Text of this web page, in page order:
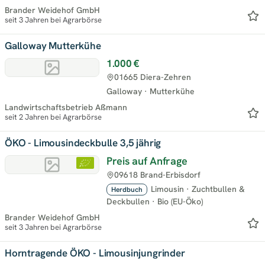
Brander Weidehof GmbH
seit 3 Jahren bei Agrarbörse
Galloway Mutterkühe
1.000 €
Galloway · Mutterkühe
01665 Diera-Zehren
Landwirtschaftsbetrieb Aßmann
seit 2 Jahren bei Agrarbörse
ÖKO - Limousindeckbulle 3,5 jährig
Preis auf Anfrage
Herdbuch Limousin · Zuchtbullen &
Deckbullen · Bio (EU-Öko)
09618 Brand-Erbisdorf
Brander Weidehof GmbH
seit 3 Jahren bei Agrarbörse
Horntragende ÖKO - Limousinjungrinder